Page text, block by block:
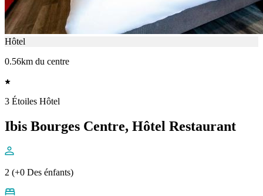
Hôtel
0.56km du centre
3 Étoiles Hôtel
Ibis Bourges Centre, Hôtel Restaurant
2 (+0 Des énfants)